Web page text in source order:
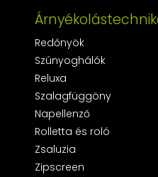
Redőnyök
Szúnyoghálók
Reluxa
Szalagfüggöny
Napellenző
Rolletta és roló
Zsaluzia
Zipscreen